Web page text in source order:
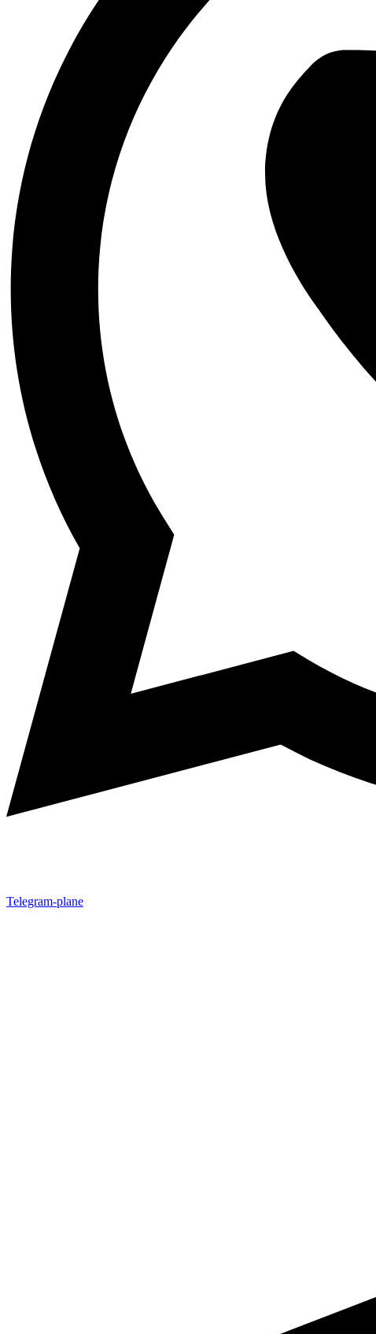
Telegram-plane